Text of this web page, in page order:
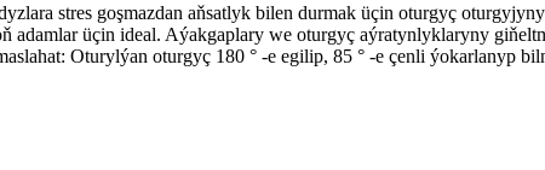
stres goşmazdan aňsatlyk bilen durmak üçin oturgyç
adamlar üçin ideal. Aýakgaplary we oturgyç aýratynlyklaryny
Oturylýan oturgyç 180 ° -e egilip, 85 ° -e çenli ýokarlanyp